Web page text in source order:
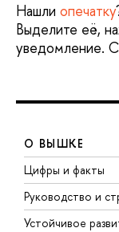
Нашли опечатку
Выделите её,
уведомление.
О ВЫШКЕ
Цифры и факты
Руководство и
Устойчивое